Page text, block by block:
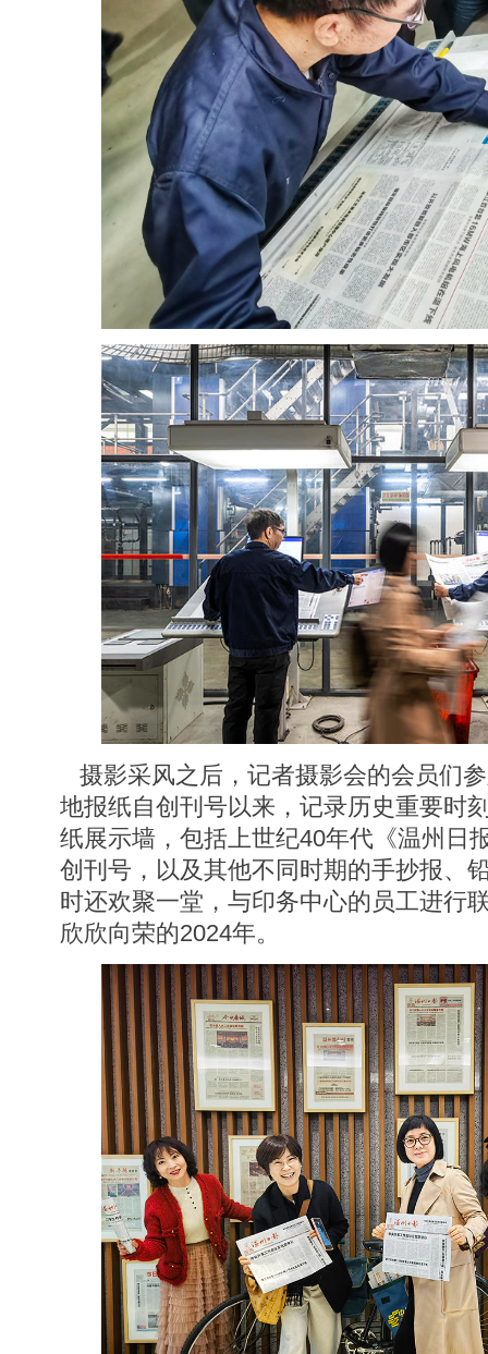
摄影采风之后，记者摄影会的会员们
地报纸自创刊号以来，记录历史重要时
纸展示墙，包括上世纪40年代《温州日
创刊号，以及其他不同时期的手抄报、
时还欢聚一堂，与印务中心的员工进行
欣欣向荣的2024年。